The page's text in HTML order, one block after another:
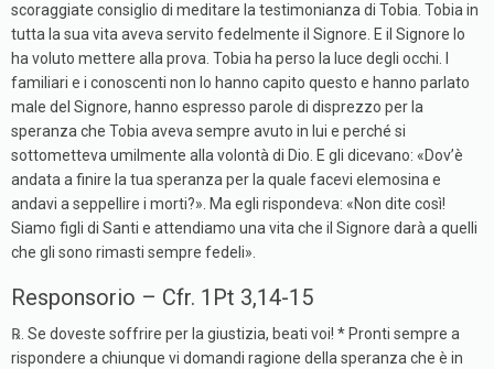
scoraggiate consiglio di meditare la testimonianza di Tobia. Tobia in
tutta la sua vita aveva servito fedelmente il Signore. E il Signore lo
ha voluto mettere alla prova. Tobia ha perso la luce degli occhi. I
familiari e i conoscenti non lo hanno capito questo e hanno parlato
male del Signore, hanno espresso parole di disprezzo per la
speranza che Tobia aveva sempre avuto in lui e perché si
sottometteva umilmente alla volontà di Dio. E gli dicevano: «Dov’è
andata a finire la tua speranza per la quale facevi elemosina e
andavi a seppellire i morti?». Ma egli rispondeva: «Non dite così!
Siamo figli di Santi e attendiamo una vita che il Signore darà a quelli
che gli sono rimasti sempre fedeli».
Responsorio – Cfr. 1Pt 3,14-15
℞. Se doveste soffrire per la giustizia, beati voi! * Pronti sempre a
rispondere a chiunque vi domandi ragione della speranza che è in